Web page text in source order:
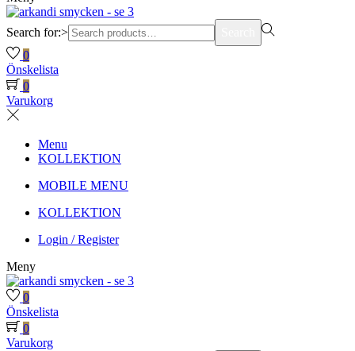
Search for:>
0
Önskelista
0
Varukorg
Menu
KOLLEKTION
MOBILE MENU
KOLLEKTION
Login / Register
Meny
0
Önskelista
0
Varukorg